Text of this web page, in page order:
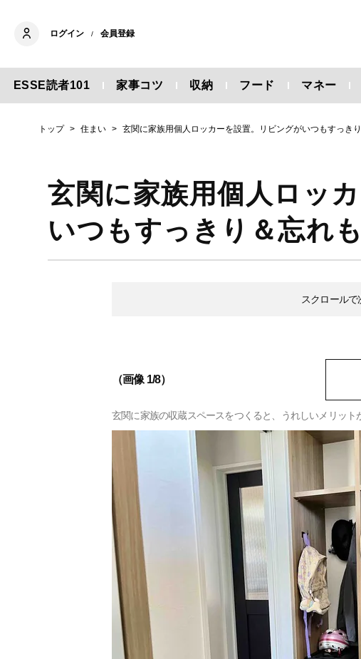
ログイン / 会員登録
ESSE読者101 家事コツ 収納 フード マネー
トップ 住まい 玄関に家族用個人ロッカーを設置。リビングがいつもすっき
玄関に家族用個人ロッ
いつもすっきり＆忘れ
スクロールで
（画像 1/8）
玄関に家族の収蔵スペースをつくると、うれしいメリット